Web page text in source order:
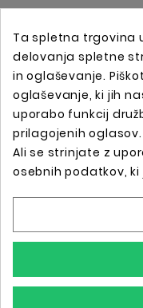
Spletna trgovina
Ta spletna trgovina
delovanja spletne
in oglaševanje.
oglaševanje, ki jih
uporabo funkcij
prilagojenih oglasov.
Ali se strinjate z
osebnih podatkov,